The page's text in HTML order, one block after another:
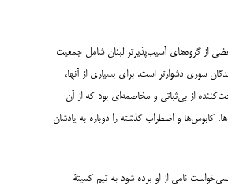
از گروه‌های آسیب‌پذیرتر لبنان شامل جمعیت
سوری دشوارتر است. برای بسیاری از آنها،
از بی‌ثباتی و مخاصمه‌ای بود که از آن
کابوس‌ها و اضطراب گذشته را دوباره به یادشان
نامی از او برده شود به تیم کمیتۀ